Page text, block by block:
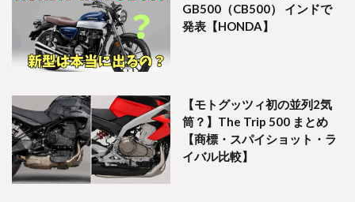
GB500（CB500） インドで
発表【HONDA】
【モトグッツィ初の並列2気
筒？】The Trip 500 まとめ
【商標・スパイショット・ラ
イバル比較】